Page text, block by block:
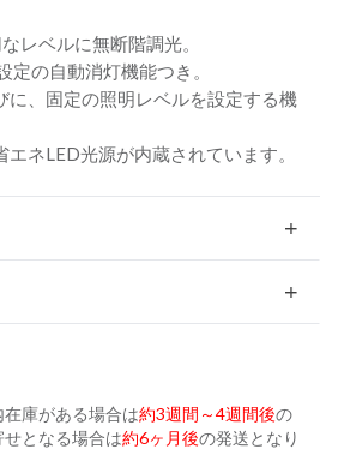
レベルに無断階調光。
の自動消灯機能つき。
に、固定の照明レベルを設定する機
ネLED光源が内蔵されています。
庫がある場合は約3週間～4週間後の
となる場合は約6ヶ月後の発送となり